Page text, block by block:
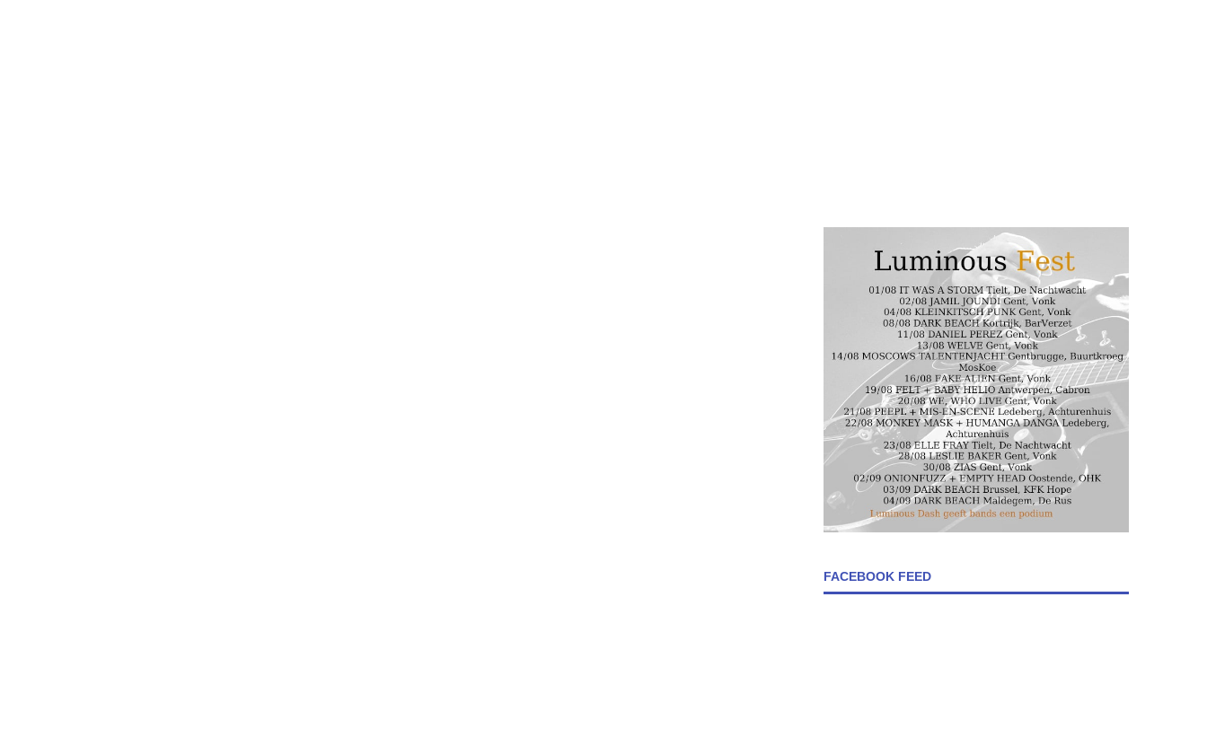
FACEBOOK FEED